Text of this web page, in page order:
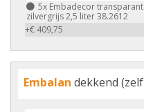
5x Embadecor transparant
zilvergrijs 2,5 liter 38.2612
+€ 409,75
Embalan dekkend